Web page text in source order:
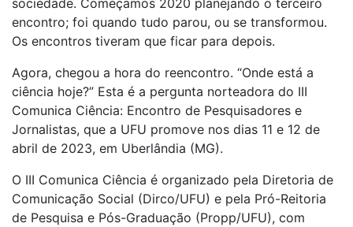
sociedade. Começamos 2020 planejando o terceiro
encontro; foi quando tudo parou, ou se transformou.
Os encontros tiveram que ficar para depois.
Agora, chegou a hora do reencontro. “Onde está a
ciência hoje?” Esta é a pergunta norteadora do III
Comunica Ciência: Encontro de Pesquisadores e
Jornalistas, que a UFU promove nos dias 11 e 12 de
abril de 2023, em Uberlândia (MG).
O III Comunica Ciência é organizado pela Diretoria de
Comunicação Social (Dirco/UFU) e pela Pró-Reitoria
de Pesquisa e Pós-Graduação (Propp/UFU), com